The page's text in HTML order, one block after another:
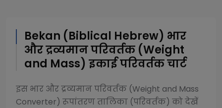
Bekan (Biblical Hebrew) भार
और द्रव्यमान परिवर्तक (Weight
and Mass) इकाई परिवर्तक चार्ट
इस भार और द्रव्यमान परिवर्तक (Weight and Mass
Converter) रूपांतरण तालिका (परिवर्तक) को देखें